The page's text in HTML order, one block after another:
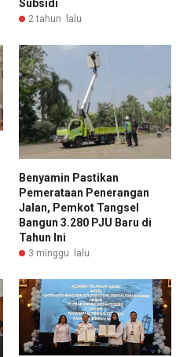
Subsidi
2 tahun lalu
Benyamin Pastikan
Pemerataan Penerangan
Jalan, Pemkot Tangsel
Bangun 3.280 PJU Baru di
Tahun Ini
3 minggu lalu